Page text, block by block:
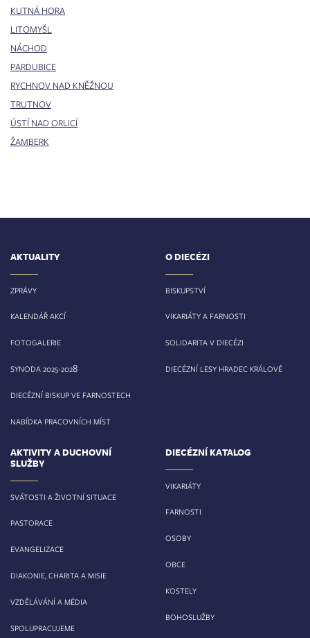
KUTNÁ HORA
LITOMYŠL
NÁCHOD
PARDUBICE
RYCHNOV NAD KNĚŽNOU
TRUTNOV
ÚSTÍ NAD ORLICÍ
ŽAMBERK
AKTUALITY
ZPRÁVY
KALENDÁŘ AKCÍ
FOTOGALERIE
SYNODA 2025-2028
DIECÉZNÍ BISKUP VE FARNOSTECH
NABÍDKA PRACOVNÍCH MÍST
O DIECÉZI
BISKUPSTVÍ
VIKARIÁTY A FARNOSTI
SOLIDARITA V DIECÉZI
DIECÉZNÍ LESY HRADEC KRÁLOVÉ
AKTIVITY A DUCHOVNÍ
SLUŽBY
SVÁTOSTI A ŽIVOTNÍ SITUACE
PASTORACE
EVANGELIZACE
DIAKONIE, CHARITA A MISIE
VZDĚLÁVÁNÍ A MÉDIA
SPOLUPRACUJEME
DIECÉZNÍ KATALOG
VIKARIÁTY
FARNOSTI
OSOBY
OBCE
KOSTELY
BOHOSLUŽBY